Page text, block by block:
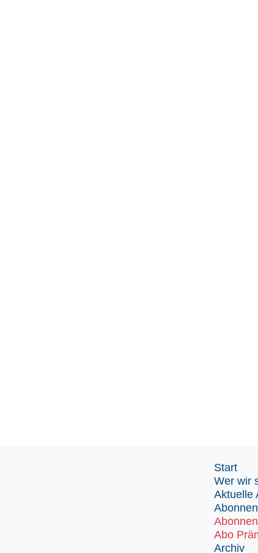
Start
Wer wir
Aktuelle
Abo
Archiv